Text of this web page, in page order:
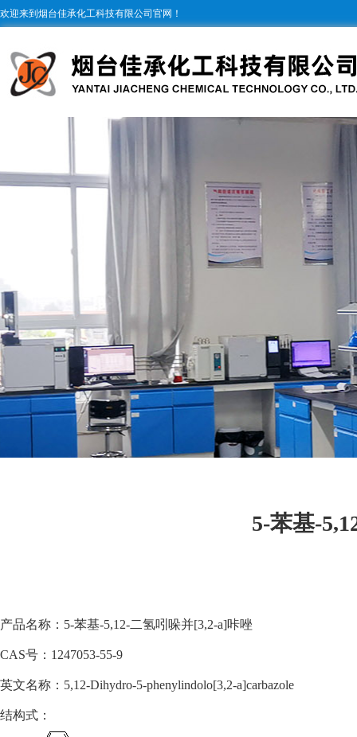
欢迎来到烟台佳承化工科技有限公司官网！
5-苯基-
产品名称：5-苯基-5,12-二氢吲哚并[3,2-a]咔唑
CAS号：1247053-55-9
英文名称：5,12-Dihydro-5-phenylindolo[3,2-a]carbazole
结构式：